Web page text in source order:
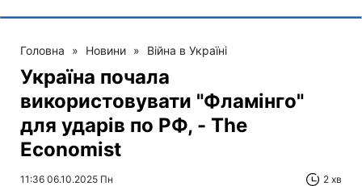
Головна » Новини » Війна в Україні
Україна почала
використовувати "Фламінго"
для ударів по РФ, - The
Economist
11:36 06.10.2025 Пн 2 хв